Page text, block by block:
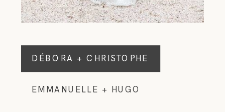
EMMANUELLE + HUGO
DÉBORA + CHRISTOPHE
DÉBORA + CHRISTOPHE